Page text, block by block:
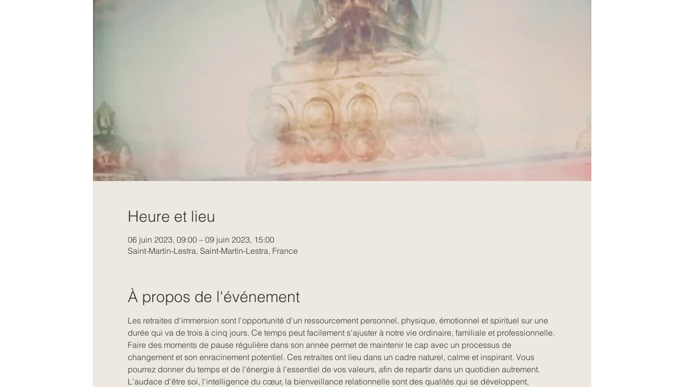
Heure et lieu
06 juin 2023, 09:00 – 09 juin 2023, 15:00
Saint-Martin-Lestra, Saint-Martin-Lestra, France
À propos de l'événement
Les retraites d'immersion sont l'opportunité d'un ressourcement personnel, physique, émotionnel et spirituel sur une
durée qui va de trois à cinq jours. Ce temps peut facilement s'ajuster à notre vie ordinaire, familiale et professionnelle.
Faire des moments de pause régulière dans son année permet de maintenir le cap avec un processus de
changement et son enracinement potentiel. Ces retraites ont lieu dans un cadre naturel, calme et inspirant. Vous
pourrez donner du temps et de l'énergie à l'essentiel de vos valeurs, afin de repartir dans un quotidien autrement.
L'audace d'être soi, l'intelligence du cœur, la bienveillance relationnelle sont des qualités qui se développent,